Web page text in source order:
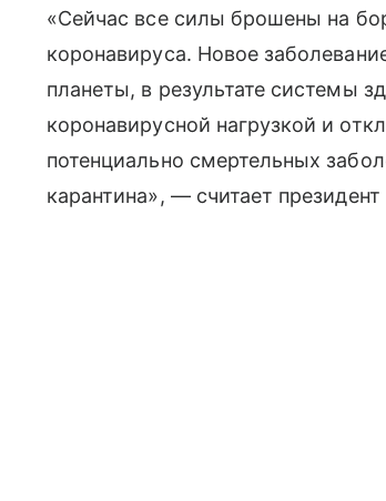
«Сейчас все силы брошены на
коронавируса. Новое
планеты, в результате системы
коронавирусной нагрузкой и
потенциально смертельных
карантина», — считает